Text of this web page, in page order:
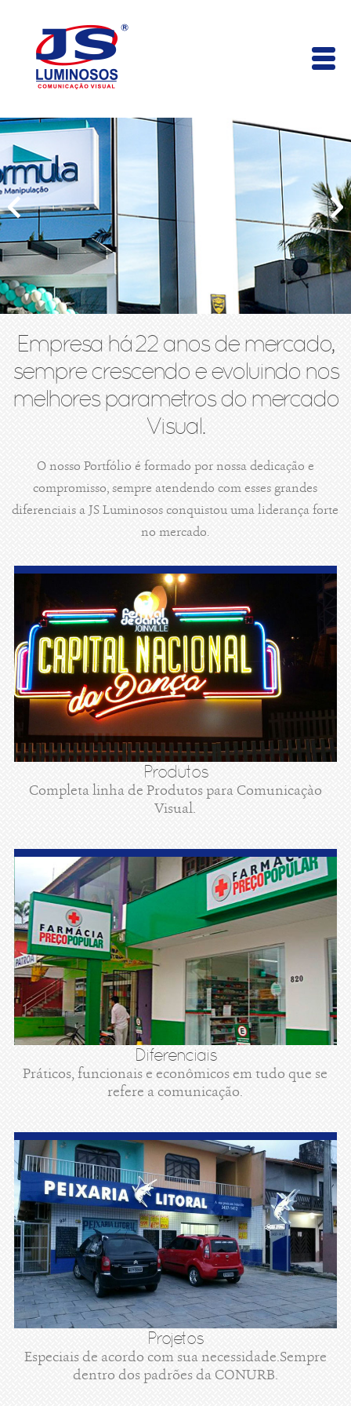
Empresa há 22 anos de mercado,
sempre crescendo e evoluindo nos
melhores parametros do mercado
Visual.
O nosso Portfólio é formado por nossa dedicação e
compromisso, sempre atendendo com esses grandes
diferenciais a JS Luminosos conquistou uma liderança forte
no mercado.
Produtos
Completa linha de Produtos para Comunicaçào
Visual.
Diferenciais
Práticos, funcionais e econômicos em tudo que se
refere a comunicação.
Projetos
Especiais de acordo com sua necessidade.Sempre
dentro dos padrões da CONURB.